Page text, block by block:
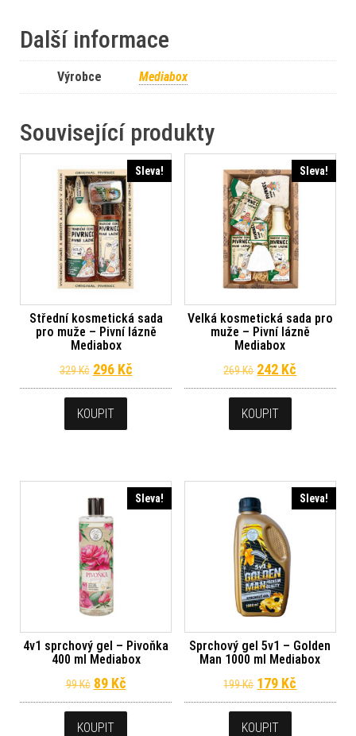
Další informace
Výrobce Mediabox
Související produkty
Sleva!
Střední kosmetická sada
pro muže – Pivní lázně
Mediabox
329Kč Původní cena byla: 329 Kč.
296 KčAktuální cena je: 296 Kč.
KOUPIT
Sleva!
Velká kosmetická sada pro
muže – Pivní lázně
Mediabox
269Kč Původní cena
242 Kč
KOUPIT
Sleva!
4v1 sprchový gel – Pivoňka
400 ml Mediabox
99Kč Původní cena byla: 99 Kč.
89 KčAktuální cena je: 89 Kč.
KOUPIT
Sleva!
Sprchový gel 5v1 – Golden
Man 1000 ml Mediabox
199Kč Původní cena
179 Kč
KOUPIT